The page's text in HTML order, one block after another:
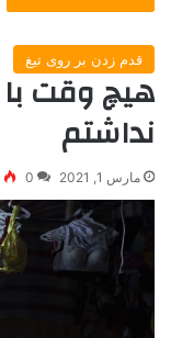
قدم زدن بر روی تیغ
هیچ وقت
نداشتم
مارس 1, 2021 0